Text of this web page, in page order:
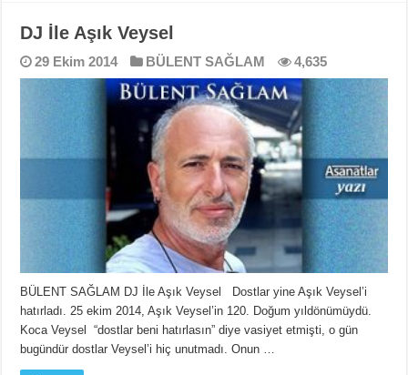
DJ İle Aşık Veysel
29 Ekim 2014 BÜLENT SAĞLAM 4,635
BÜLENT SAĞLAM DJ İle Aşık Veysel Dostlar yine Aşık Veysel’i
hatırladı. 25 ekim 2014, Aşık Veysel’in 120. Doğum yıldönümüydü.
Koca Veysel “dostlar beni hatırlasın” diye vasiyet etmişti, o gün
bugündür dostlar Veysel’i hiç unutmadı. Onun …